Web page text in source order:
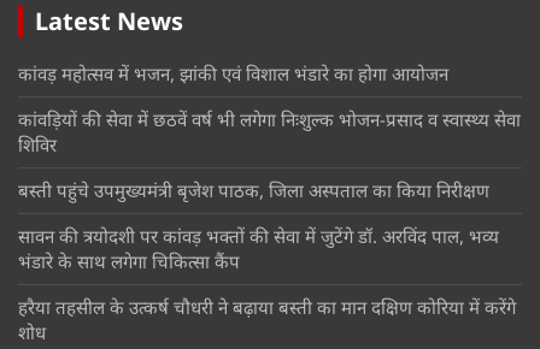
Latest News
कांवड़ महोत्सव में भजन, झांकी एवं विशाल भंडारे का होगा आयोजन
कांवड़ियों की सेवा में छठवें वर्ष भी लगेगा निःशुल्क भोजन-प्रसाद व स्वास्थ्य सेवा
शिविर
बस्ती पहुंचे उपमुख्यमंत्री बृजेश पाठक, जिला अस्पताल का किया निरीक्षण
सावन की त्रयोदशी पर कांवड़ भक्तों की सेवा में जुटेंगे डॉ. अरविंद पाल, भव्य
भंडारे के साथ लगेगा चिकित्सा कैंप
हरैया तहसील के उत्कर्ष चौधरी ने बढ़ाया बस्ती का मान दक्षिण कोरिया में करेंगे
शोध